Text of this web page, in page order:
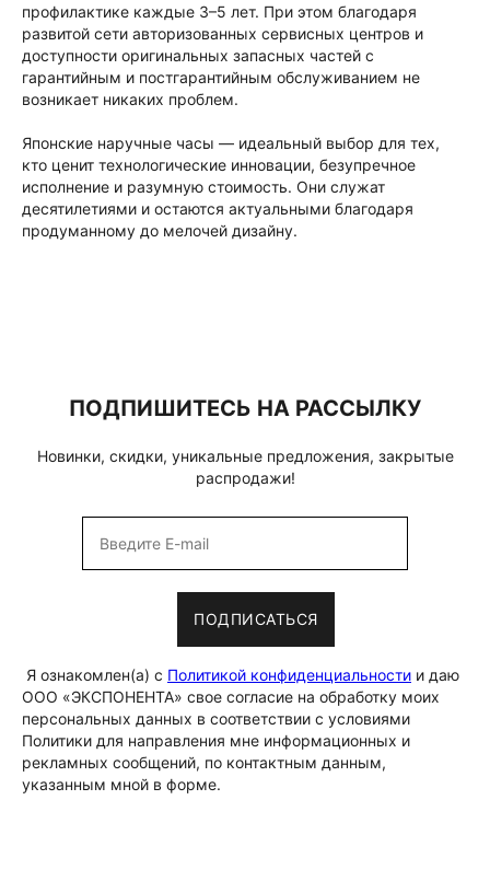
профилактике каждые 3–5 лет. При этом благодаря
развитой сети авторизованных сервисных центров и
доступности оригинальных запасных частей с
гарантийным и постгарантийным обслуживанием не
возникает никаких проблем.
Японские наручные часы — идеальный выбор для тех,
кто ценит технологические инновации, безупречное
исполнение и разумную стоимость. Они служат
десятилетиями и остаются актуальными благодаря
продуманному до мелочей дизайну.
ПОДПИШИТЕСЬ НА РАССЫЛКУ
Новинки, скидки, уникальные предложения, закрытые
распродажи!
ПОДПИСАТЬСЯ
Я ознакомлен(а) с Политикой конфиденциальности и даю
ООО «ЭКСПОНЕНТА» свое согласие на обработку моих
персональных данных в соответствии с условиями
Политики для направления мне информационных и
рекламных сообщений, по контактным данным,
указанным мной в форме.